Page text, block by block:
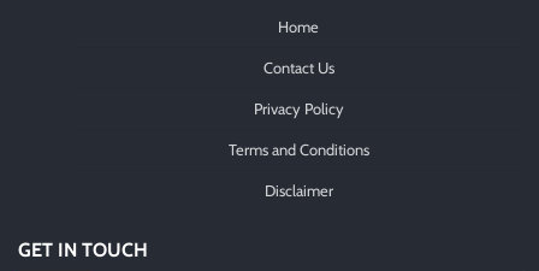
Home
Contact Us
Privacy Policy
Terms and Conditions
Disclaimer
GET IN TOUCH